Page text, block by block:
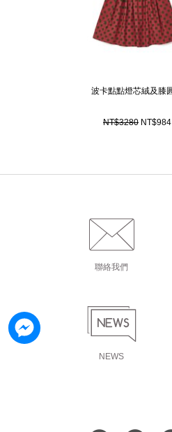
波卡點點燈芯絨及膝
NT$3280 NT$984
聯絡我們
NEWS